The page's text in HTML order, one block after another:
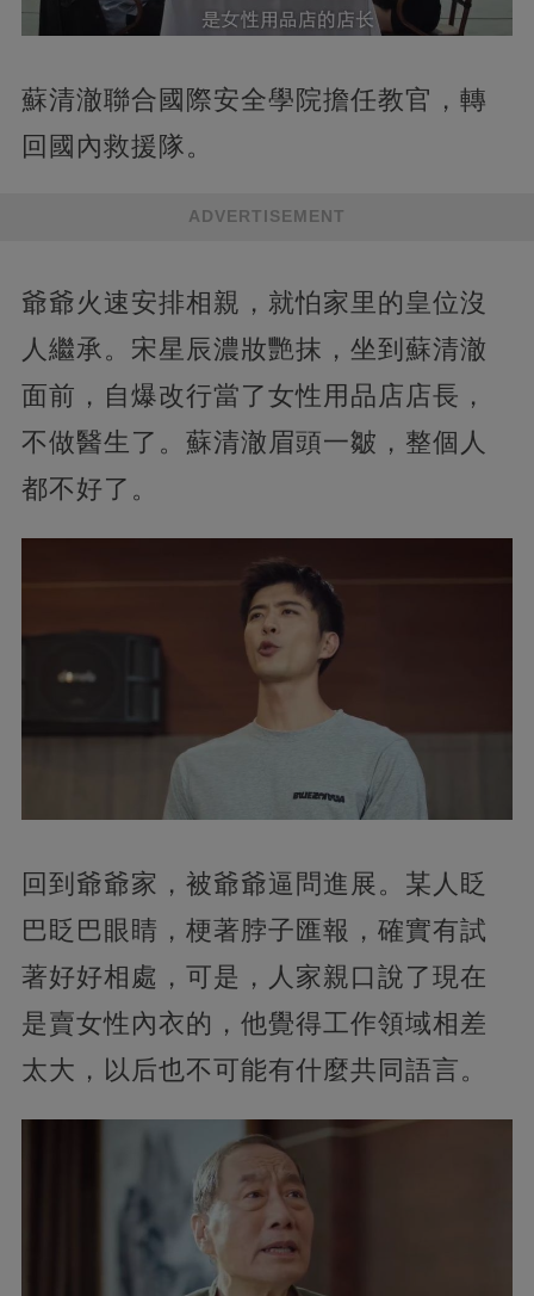
蘇清澈聯合國際安全學院擔任教官，轉
回國內救援隊。
ADVERTISEMENT
爺爺火速安排相親，就怕家里的皇位沒
人繼承。宋星辰濃妝艷抹，坐到蘇清澈
面前，自爆改行當了女性用品店店長，
不做醫生了。蘇清澈眉頭一皺，整個人
都不好了。
回到爺爺家，被爺爺逼問進展。某人眨
巴眨巴眼睛，梗著脖子匯報，確實有試
著好好相處，可是，人家親口說了現在
是賣女性內衣的，他覺得工作領域相差
太大，以后也不可能有什麼共同語言。